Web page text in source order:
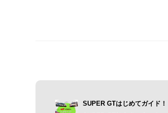
SUPER GTはじめてガイド！